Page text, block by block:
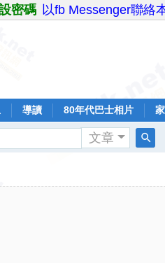
密碼 以fb Messenger聯絡
導讀 80年代巴士相片
文章